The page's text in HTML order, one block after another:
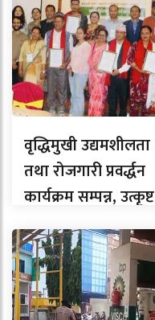
वृद्धिमुखी उद्यमशीलता
तथा रोजगारी प्रवर्द्धन
कार्यक्रम सम्पन्न, उत्कृष्ट
उद्यमी सम्मानित